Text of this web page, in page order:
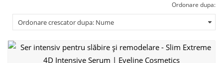
Ordonare dupa: